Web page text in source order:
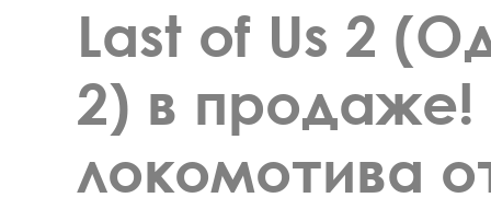
Last of Us 2
2) в
локомотива